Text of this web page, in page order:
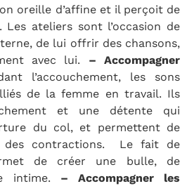
oreille d’affine et il perçoit de
ateliers sont l’occasion de
de lui offrir des chansons,
avec lui. – Accompagner
l’accouchement, les sons
de la femme en travail. Ils
et une détente qui
du col, et permettent de
des contractions. Le fait de
de créer une bulle, de
intime. – Accompagner les